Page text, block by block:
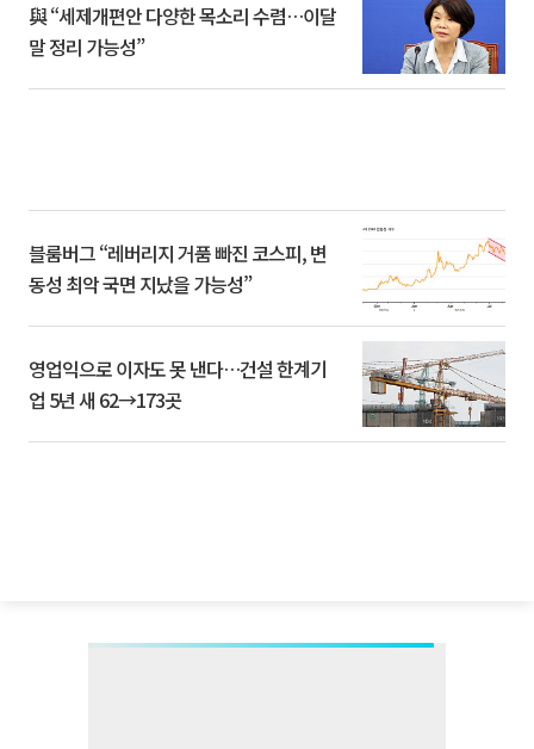
與 “세제개편안 다양한 목소리 수렴…이달
말 정리 가능성”
블룸버그 “레버리지 거품 빠진 코스피, 변
동성 최악 국면 지났을 가능성”
영업익으로 이자도 못 낸다…건설 한계기
업 5년 새 62→173곳